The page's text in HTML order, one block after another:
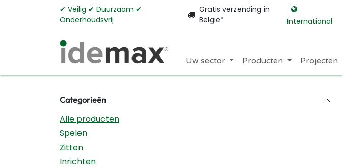
Overslaan naar inhoud✔︎ Veilig ✔︎ Duurzaam ✔︎
Onderhoudsvrij
Gratis verzending in
België*
International
Uw sector Producten Projecten
Categorieën
Alle producten
Spelen
Zitten
Inrichten